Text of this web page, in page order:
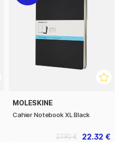
MOLESKINE
Cahier Notebook XL Black
22.32 €
27.90 €